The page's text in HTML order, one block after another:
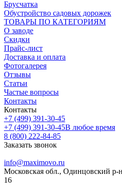
Брусчатка
Обустройство садовых дорожек
ТОВАРЫ ПО КАТЕГОРИЯМ
О заводе
Скидки
Прайс-лист
Доставка и оплата
Фотогалерея
Отзывы
Статьи
Частые вопросы
Контакты
Контакты
+7 (499) 391-30-45
+7 (499) 391-30-45В любое время
8 (800) 222-84-85
Заказать звонок
info@maximovo.ru
Московская обл., Одинцовский
16